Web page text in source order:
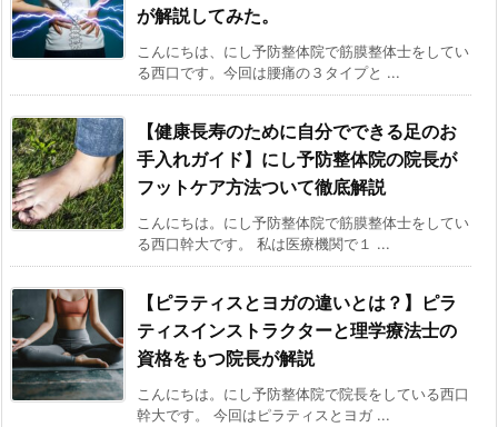
が解説してみた。
こんにちは、にし予防整体院で筋膜整体士をしてい
る西口です。今回は腰痛の３タイプと ...
【健康長寿のために自分でできる足のお
手入れガイド】にし予防整体院の院長が
フットケア方法ついて徹底解説
こんにちは。にし予防整体院で筋膜整体士をしてい
る西口幹大です。 私は医療機関で１ ...
【ピラティスとヨガの違いとは？】ピラ
ティスインストラクターと理学療法士の
資格をもつ院長が解説
こんにちは。にし予防整体院で院長をしている西口
幹大です。 今回はピラティスとヨガ ...